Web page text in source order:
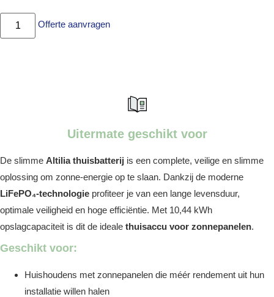
Offerte aanvragen
Uitermate geschikt voor
De slimme Altilia thuisbatterij is een complete, veilige en slimme
oplossing om zonne-energie op te slaan. Dankzij de moderne
LiFePO₄-technologie profiteer je van een lange levensduur,
optimale veiligheid en hoge efficiëntie. Met 10,44 kWh
opslagcapaciteit is dit de ideale thuisaccu voor zonnepanelen.
Geschikt voor:
Huishoudens met zonnepanelen die méér rendement uit hun
installatie willen halen